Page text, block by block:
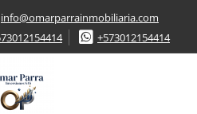
info@omarparrainmobiliaria.com
+573012154414